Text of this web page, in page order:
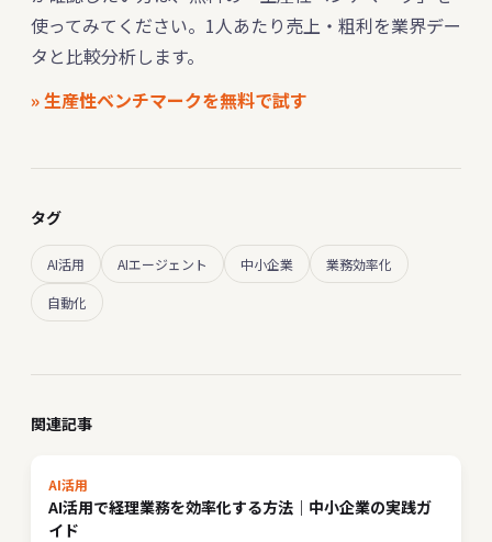
使ってみてください。1人あたり売上・粗利を業界デー
タと比較分析します。
» 生産性ベンチマークを無料で試す
タグ
AI活用 AIエージェント 中小企業 業務効率化
自動化
関連記事
AI活用
AI活用で経理業務を効率化する方法｜中小企業の実践ガ
イド